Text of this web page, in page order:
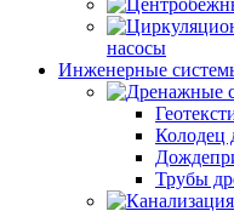
насосы
Инженерные
Колодец
Трубы